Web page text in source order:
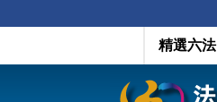
精選六法